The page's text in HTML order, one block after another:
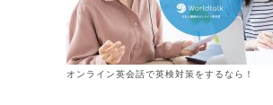
オンライン英会話で英検対策をするなら！